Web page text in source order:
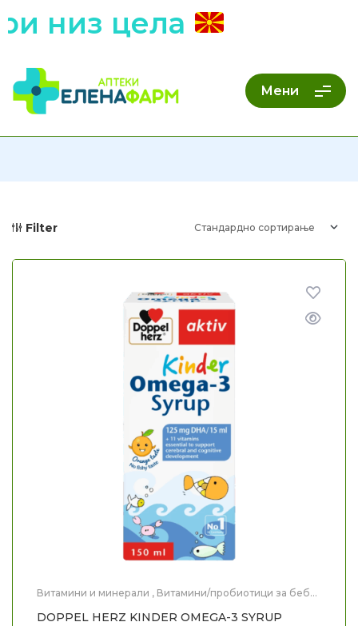
низ цела
Мени
Filter
Витамини и минерали , Витамини/пробиотици за бебе
DOPPEL HERZ KINDER OMEGA-3 SYRUP